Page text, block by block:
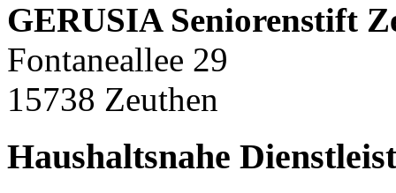
GERUSIA Seniorenstift
Fontaneallee 29
15738 Zeuthen
Haushaltsnahe